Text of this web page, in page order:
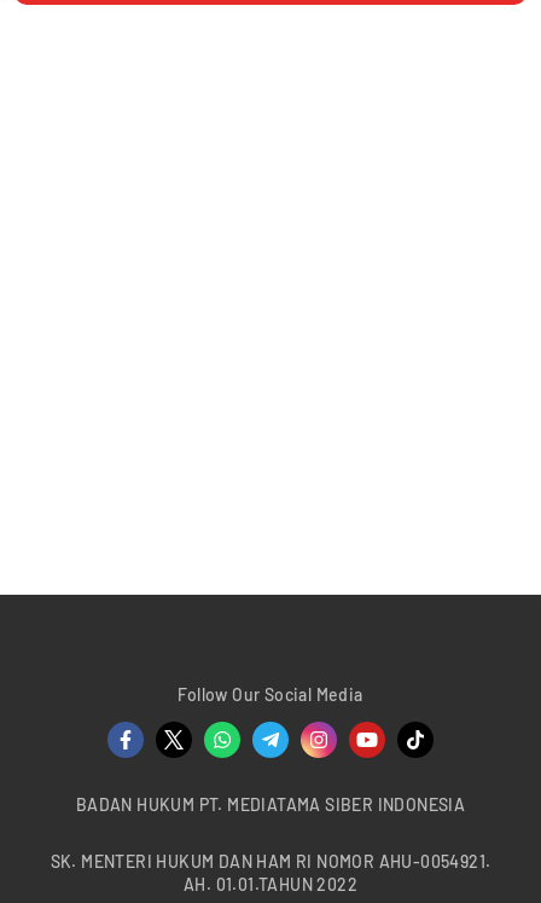
Follow Our Social Media
BADAN HUKUM PT. MEDIATAMA SIBER INDONESIA
SK. MENTERI HUKUM DAN HAM RI NOMOR AHU-0054921.
AH. 01.01.TAHUN 2022